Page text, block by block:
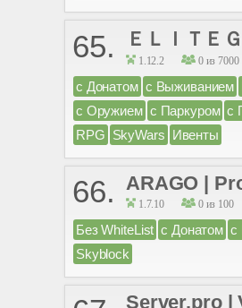
65. ＥＬＩＴＥ
1.12.2 0 из 7000
с Донатом с Выживанием
с Оружием с Паркуром с
RPG SkyWars Ивенты
66. ARAGO |
1.7.10 0 из 100
Без WhiteList с Донатом с
Skyblock
Server.pro |